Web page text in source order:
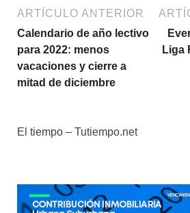
ARTÍCULO ANTERIOR
Calendario de año lectivo
para 2022: menos
vacaciones y cierre a
mitad de diciembre
Liga
El tiempo – Tutiempo.net